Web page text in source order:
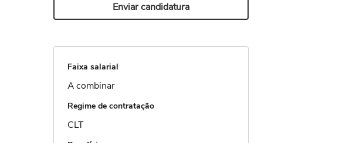
Enviar candidatura
Faixa salarial
A combinar
Regime de contratação
CLT